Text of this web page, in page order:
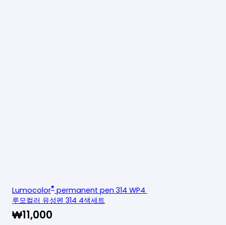
Lumocolor® permanent pen 314 WP4
루모컬러 유성펜 314 4색세트
₩11,000